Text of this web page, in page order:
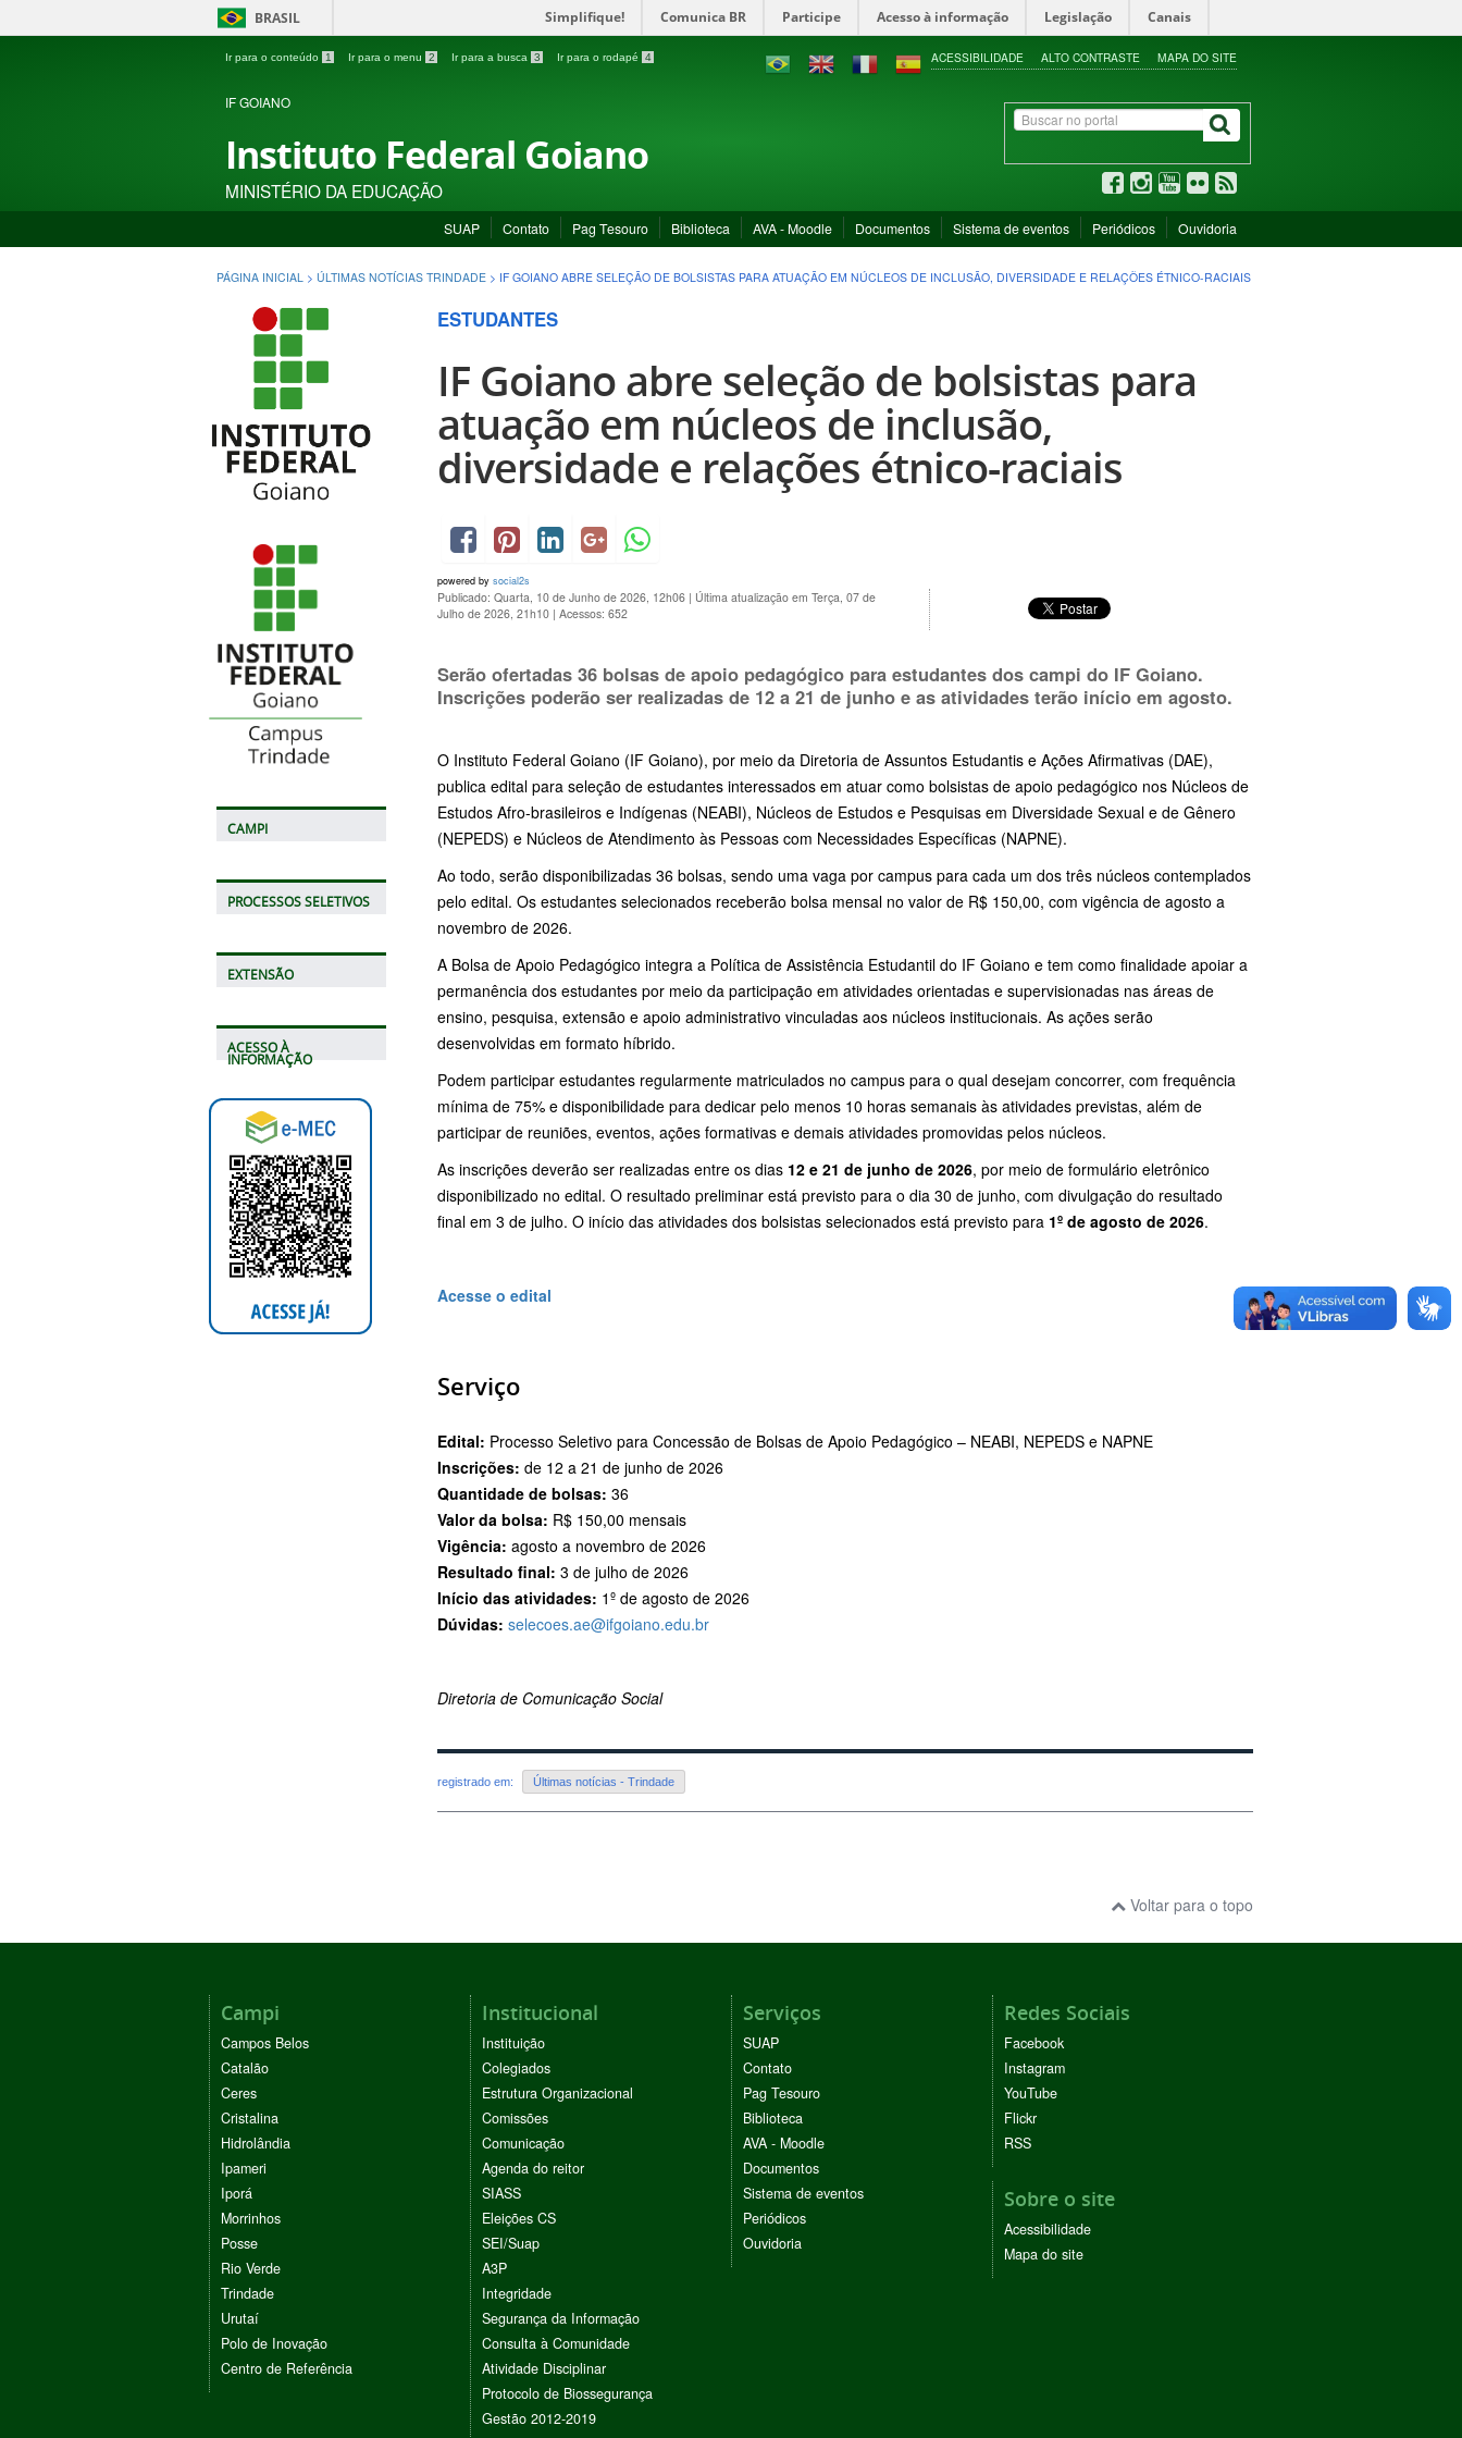
BRASIL Simplifique! Comunica BR Participe Acesso à informação Legislação Canais
Ir para o conteúdo 1 Ir para o menu 2 Ir para a busca 3 Ir para o rodapé 4 ACESSIBILIDADE ALTO CONTRASTE MAPA DO SITE
IF GOIANO
Instituto Federal Goiano
MINISTÉRIO DA EDUCAÇÃO
SUAP Contato Pag Tesouro Biblioteca AVA - Moodle Documentos Sistema de eventos Periódicos Ouvidoria
PÁGINA INICIAL > ÚLTIMAS NOTÍCIAS TRINDADE > IF GOIANO ABRE SELEÇÃO DE BOLSISTAS PARA ATUAÇÃO EM NÚCLEOS DE INCLUSÃO, DIVERSIDADE E RELAÇÕES ÉTNICO-RACIAIS
CAMPI
PROCESSOS SELETIVOS
EXTENSÃO
ACESSO À
INFORMAÇÃO
ESTUDANTES
IF Goiano abre seleção de bolsistas para
atuação em núcleos de inclusão,
diversidade e relações étnico-raciais
powered by social2s
Publicado: Quarta, 10 de Junho de 2026, 12h06 | Última atualização em Terça, 07 de
Julho de 2026, 21h10 | Acessos: 652
Serão ofertadas 36 bolsas de apoio pedagógico para estudantes dos campi do IF Goiano.
Inscrições poderão ser realizadas de 12 a 21 de junho e as atividades terão início em agosto.
O Instituto Federal Goiano (IF Goiano), por meio da Diretoria de Assuntos Estudantis e Ações Afirmativas (DAE),
publica edital para seleção de estudantes interessados em atuar como bolsistas de apoio pedagógico nos Núcleos de
Estudos Afro-brasileiros e Indígenas (NEABI), Núcleos de Estudos e Pesquisas em Diversidade Sexual e de Gênero
(NEPEDS) e Núcleos de Atendimento às Pessoas com Necessidades Específicas (NAPNE).
Ao todo, serão disponibilizadas 36 bolsas, sendo uma vaga por campus para cada um dos três núcleos contemplados
pelo edital. Os estudantes selecionados receberão bolsa mensal no valor de R$ 150,00, com vigência de agosto a
novembro de 2026.
A Bolsa de Apoio Pedagógico integra a Política de Assistência Estudantil do IF Goiano e tem como finalidade apoiar a
permanência dos estudantes por meio da participação em atividades orientadas e supervisionadas nas áreas de
ensino, pesquisa, extensão e apoio administrativo vinculadas aos núcleos institucionais. As ações serão
desenvolvidas em formato híbrido.
Podem participar estudantes regularmente matriculados no campus para o qual desejam concorrer, com frequência
mínima de 75% e disponibilidade para dedicar pelo menos 10 horas semanais às atividades previstas, além de
participar de reuniões, eventos, ações formativas e demais atividades promovidas pelos núcleos.
As inscrições deverão ser realizadas entre os dias 12 e 21 de junho de 2026, por meio de formulário eletrônico
disponibilizado no edital. O resultado preliminar está previsto para o dia 30 de junho, com divulgação do resultado
final em 3 de julho. O início das atividades dos bolsistas selecionados está previsto para 1º de agosto de 2026.
Acesse o edital
Serviço
Edital: Processo Seletivo para Concessão de Bolsas de Apoio Pedagógico – NEABI, NEPEDS e NAPNE
Inscrições: de 12 a 21 de junho de 2026
Quantidade de bolsas: 36
Valor da bolsa: R$ 150,00 mensais
Vigência: agosto a novembro de 2026
Resultado final: 3 de julho de 2026
Início das atividades: 1º de agosto de 2026
Dúvidas: selecoes.ae@ifgoiano.edu.br
Diretoria de Comunicação Social
registrado em: Últimas notícias - Trindade
Voltar para o topo
Campi
Campos Belos
Catalão
Ceres
Cristalina
Hidrolândia
Ipameri
Iporá
Morrinhos
Posse
Rio Verde
Trindade
Urutaí
Polo de Inovação
Centro de Referência
Institucional
Instituição
Colegiados
Estrutura Organizacional
Comissões
Comunicação
Agenda do reitor
SIASS
Eleições CS
SEI/Suap
A3P
Integridade
Segurança da Informação
Consulta à Comunidade
Atividade Disciplinar
Protocolo de Biossegurança
Gestão 2012-2019
Serviços
SUAP
Contato
Pag Tesouro
Biblioteca
AVA - Moodle
Documentos
Sistema de eventos
Periódicos
Ouvidoria
Redes Sociais
Facebook
Instagram
YouTube
Flickr
RSS
Sobre o site
Acessibilidade
Mapa do site